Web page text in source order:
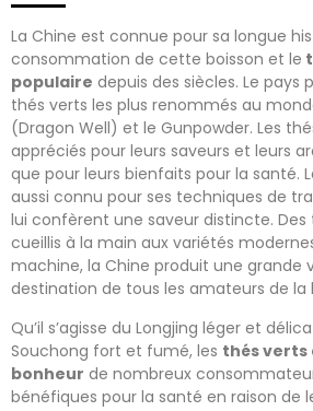
La Chine est connue pour sa longue
consommation de cette boisson et le
populaire depuis des siècles. Le pays
thés verts les plus renommés au
(Dragon Well) et le Gunpowder. Les
appréciés pour leurs saveurs et leurs
que pour leurs bienfaits pour la santé.
aussi connu pour ses techniques de
lui confèrent une saveur distincte.
cueillis à la main aux variétés
machine, la Chine produit une grande
destination de tous les amateurs de la
Qu’il s’agisse du Longjing léger et
Souchong fort et fumé, les thés verts
bonheur de nombreux
bénéfiques pour la santé en raison de